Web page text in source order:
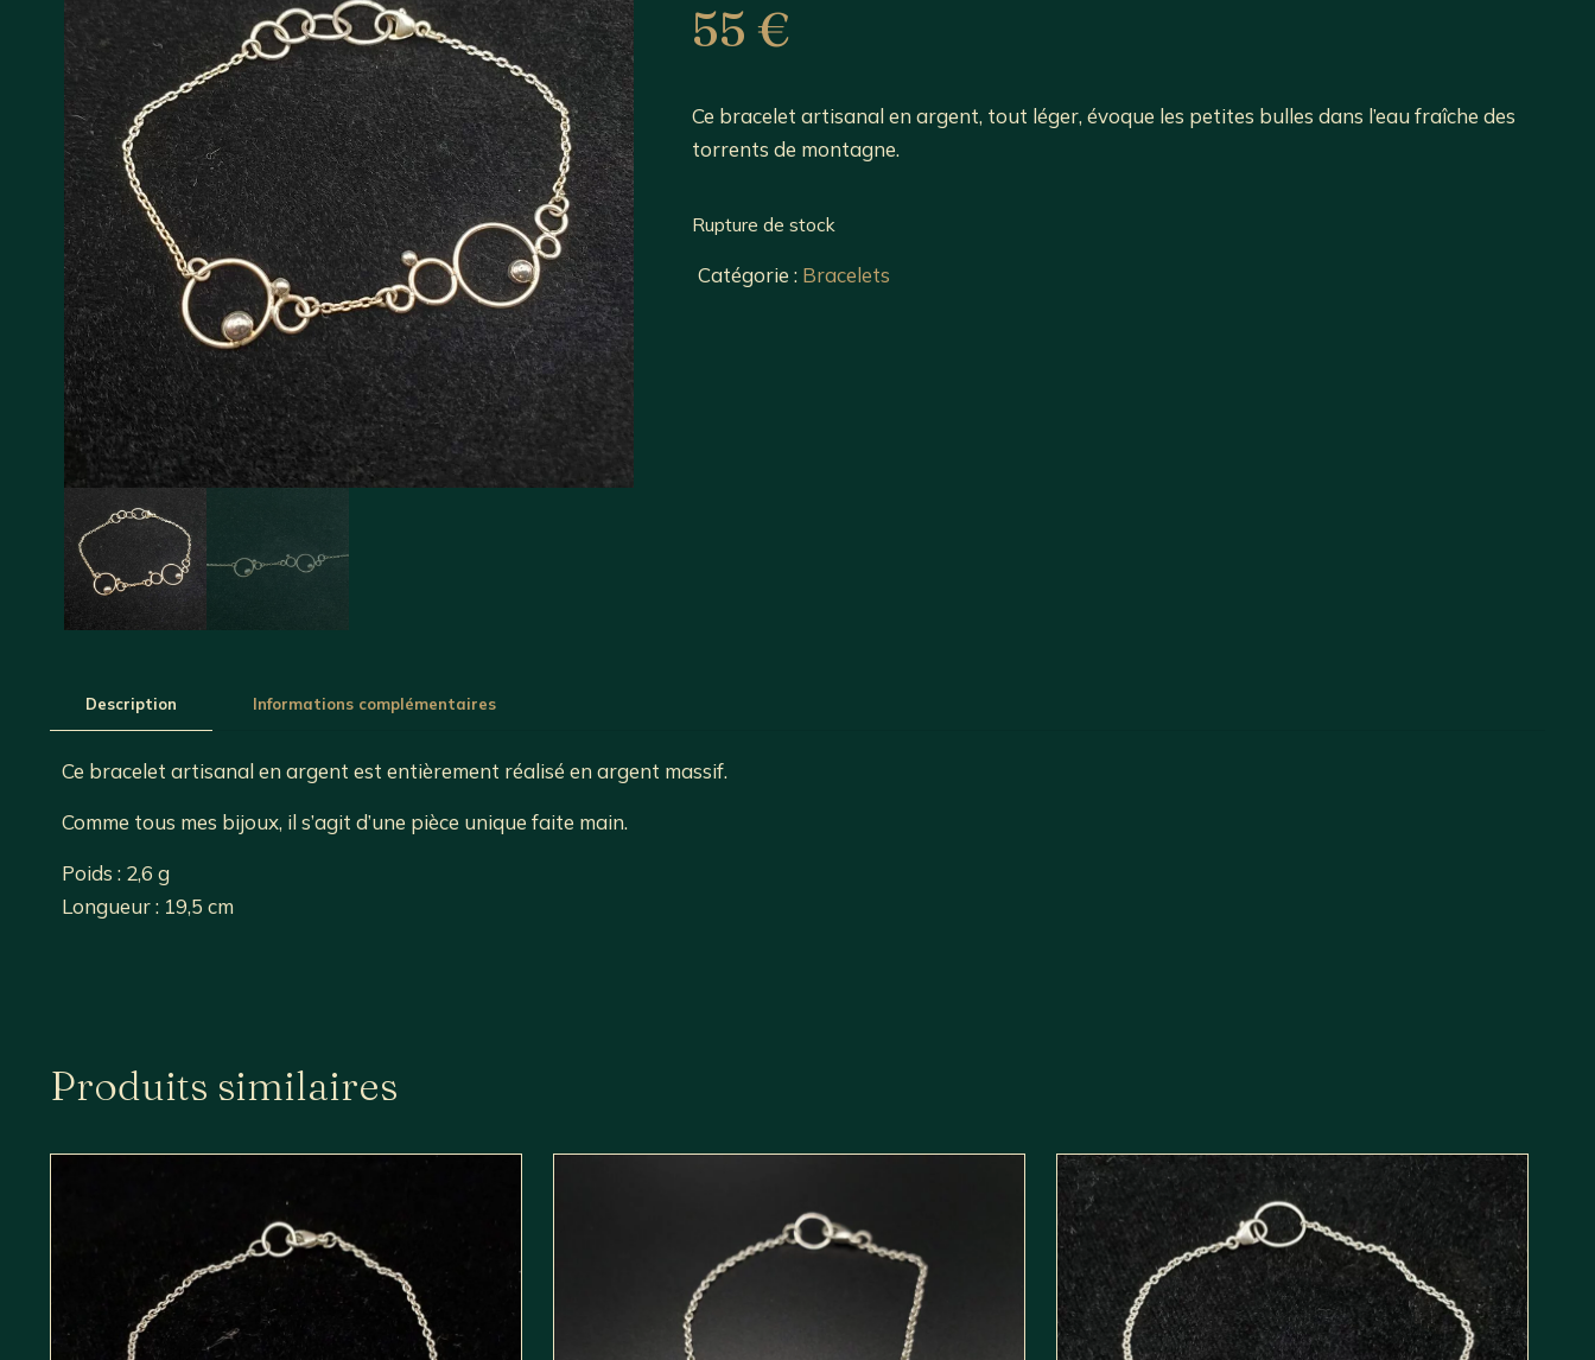
55€
Ce bracelet artisanal en argent, tout léger, évoque les petites bulles dans l’eau fraîche des
torrents de montagne.
Rupture de stock
Catégorie : Bracelets
Description Informations complémentaires
Ce bracelet artisanal en argent est entièrement réalisé en argent massif.
Comme tous mes bijoux, il s’agit d’une pièce unique faite main.
Poids : 2,6 g
Longueur : 19,5 cm
Produits similaires